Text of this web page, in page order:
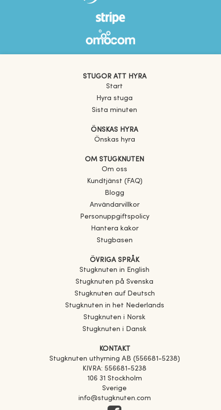
STUGOR ATT HYRA
Start
Hyra stuga
Sista minuten
ÖNSKAS HYRA
Önskas hyra
OM STUGKNUTEN
Om oss
Kundtjänst (FAQ)
Blogg
Användarvillkor
Personuppgiftspolicy
Hantera kakor
Stugbasen
ÖVRIGA SPRÅK
Stugknuten in English
Stugknuten på Svenska
Stugknuten auf Deutsch
Stugknuten in het Nederlands
Stugknuten i Norsk
Stugknuten i Dansk
KONTAKT
Stugknuten uthyrning AB (556681-5238)
KIVRA: 556681-5238
106 31 Stockholm
Sverige
info@stugknuten.com